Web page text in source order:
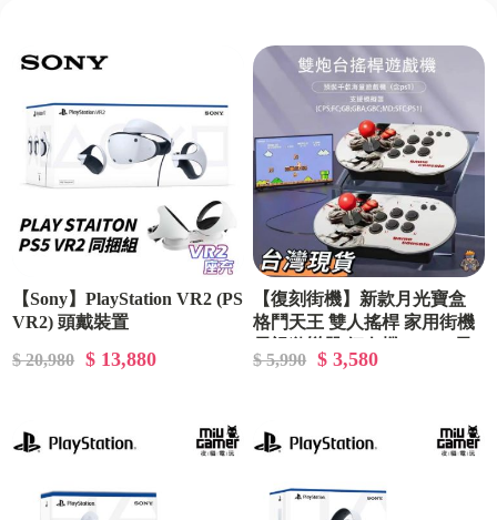
【Sony】PlayStation VR2 (PS
VR2) 頭戴裝置
$ 20,980
$ 13,880
【復刻街機】新款月光寶盒
格鬥天王 雙人搖桿 家用街機
視遊戲
$ 5,990 $ 3,580